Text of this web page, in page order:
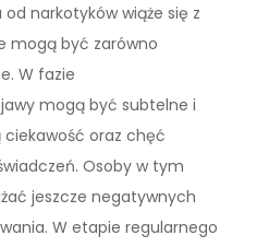
narkotyków wiąże się z
mogą być zarówno
W fazie
mogą być subtelne i
oraz chęć
Osoby w tym
jeszcze negatywnych
W etapie regularnego